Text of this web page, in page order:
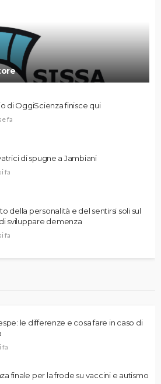
di OggiScienza finisce qui
fa
di spugne a Jambiani
fa
della personalità e del sentirsi soli sul
sviluppare demenza
fa
le differenze e cosa fare in caso di
fa
finale per la frode su vaccini e autismo